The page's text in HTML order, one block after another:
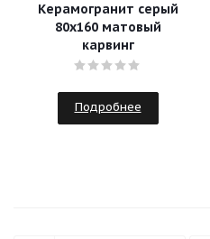
Керамогранит серый
80х160 матовый
карвинг
Подробнее